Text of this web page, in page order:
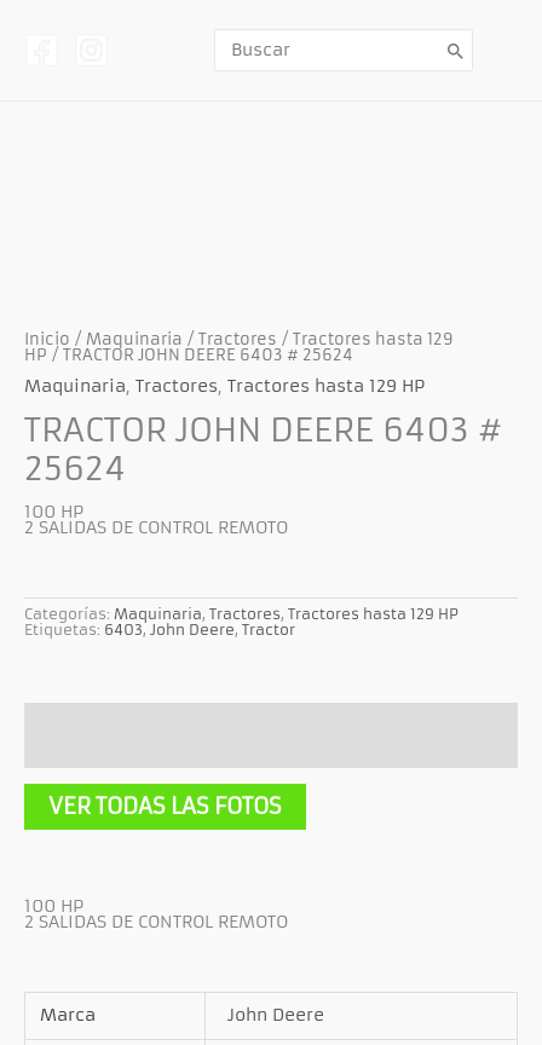
Buscar
por:
Inicio / Maquinaria / Tractores / Tractores hasta 129
HP / TRACTOR JOHN DEERE 6403 # 25624
Maquinaria, Tractores, Tractores hasta 129 HP
TRACTOR JOHN DEERE 6403 #
25624
100 HP
2 SALIDAS DE CONTROL REMOTO
Categorías: Maquinaria, Tractores, Tractores hasta 129 HP
Etiquetas: 6403, John Deere, Tractor
VER TODAS LAS FOTOS
100 HP
2 SALIDAS DE CONTROL REMOTO
Marca John Deere